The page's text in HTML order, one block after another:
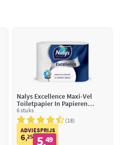
Nalys Excellence Maxi-Vel
Toiletpapier In Papieren
Verpakking 5-Laags
6 stuks
18
ADVIESPRIJS
6,25 5,49